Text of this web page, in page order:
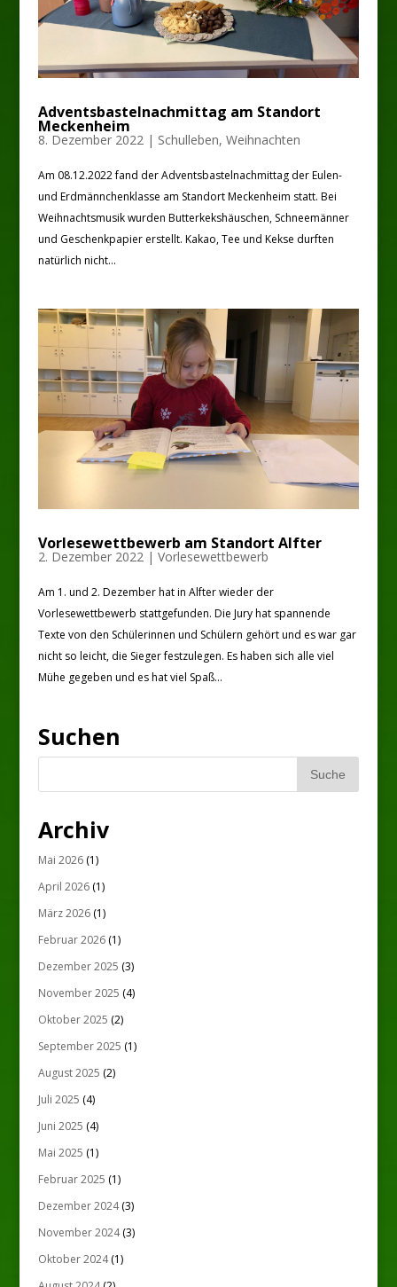
Adventsbastelnachmittag am Standort
Meckenheim
8. Dezember 2022 | Schulleben, Weihnachten
Am 08.12.2022 fand der Adventsbastelnachmittag der Eulen-
und Erdmännchenklasse am Standort Meckenheim statt. Bei
Weihnachtsmusik wurden Butterkekshäuschen, Schneemänner
und Geschenkpapier erstellt. Kakao, Tee und Kekse durften
natürlich nicht...
Vorlesewettbewerb am Standort Alfter
2. Dezember 2022| Vorlesewettbewerb
Am 1. und 2. Dezember hat in Alfter wieder der
Vorlesewettbewerb stattgefunden. Die Jury hat spannende
Texte von den Schülerinnen und Schülern gehört und es war gar
nicht so leicht, die Sieger festzulegen. Es haben sich alle viel
Mühe gegeben und es hat viel Spaß...
Suchen
Archiv
Mai 2026(1)
April 2026(1)
März 2026(1)
Februar 2026(1)
Dezember 2025 (3)
November 2025 (4)
Oktober 2025 (2)
September 2025 (1)
August 2025 (2)
Juli 2025 (4)
Juni 2025 (4)
Mai 2025 (1)
Februar 2025 (1)
Dezember 2024(3)
November 2024(3)
Oktober 2024(1)